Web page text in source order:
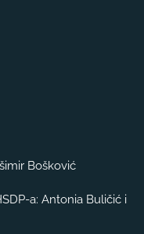
Bošković
a: Antonia Buličić i